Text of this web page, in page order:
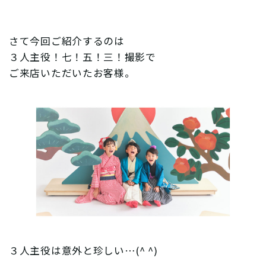
さて今回ご紹介するのは
３人主役！七！五！三！撮影で
ご来店いただいたお客様。
３人主役は意外と珍しい…(^ ^)